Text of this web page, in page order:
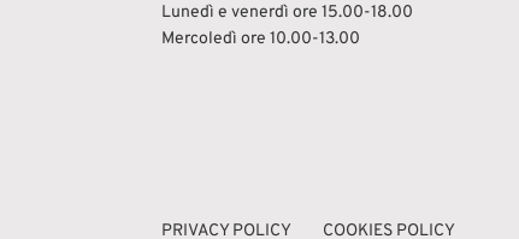
Lunedì e venerdì ore 15.00-18.00
Mercoledì ore 10.00-13.00
PRIVACY POLICY COOKIES POLICY